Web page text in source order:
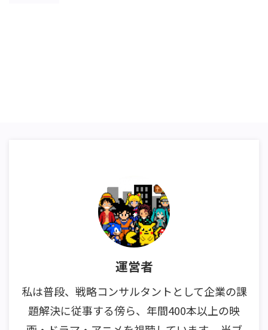
運営者
私は普段、戦略コンサルタントとして企業の課
題解決に従事する傍ら、年間400本以上の映